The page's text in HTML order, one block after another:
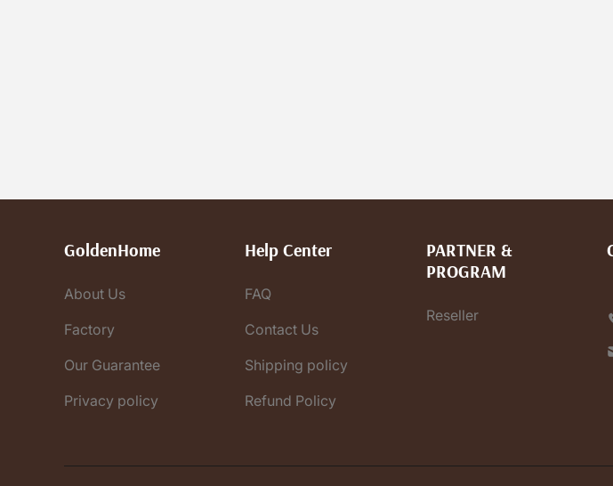
GoldenHome
About Us
Factory
Our Guarantee
Privacy policy
Help Center
FAQ
Contact Us
Shipping policy
Refund Policy
PARTNER &
PROGRAM
Reseller